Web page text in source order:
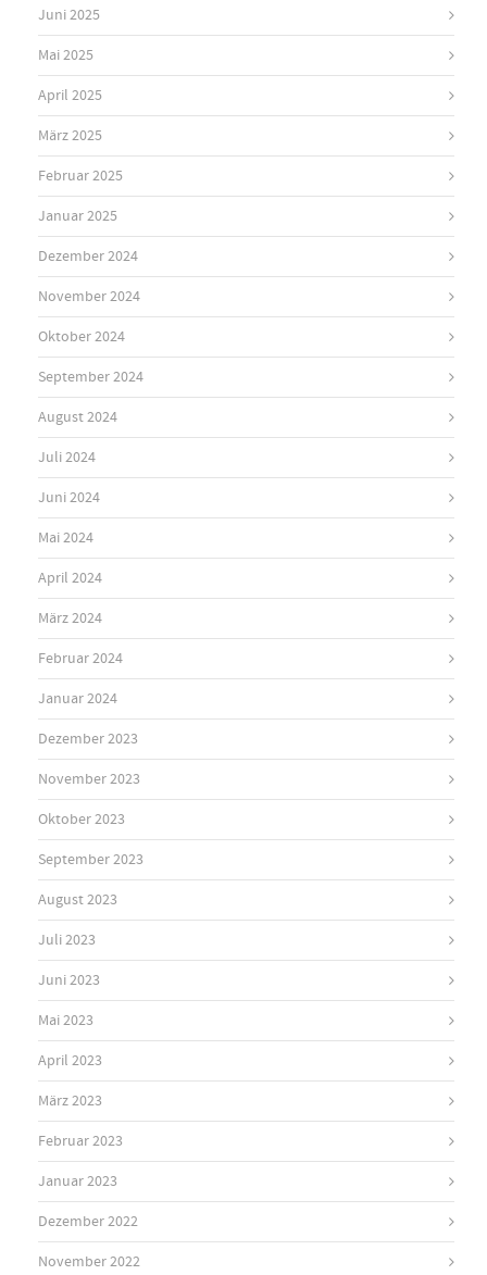
Juni 2025
Mai 2025
April 2025
März 2025
Februar 2025
Januar 2025
Dezember 2024
November 2024
Oktober 2024
September 2024
August 2024
Juli 2024
Juni 2024
Mai 2024
April 2024
März 2024
Februar 2024
Januar 2024
Dezember 2023
November 2023
Oktober 2023
September 2023
August 2023
Juli 2023
Juni 2023
Mai 2023
April 2023
März 2023
Februar 2023
Januar 2023
Dezember 2022
November 2022